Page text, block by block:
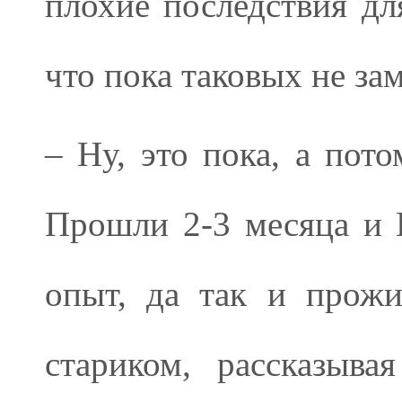
что пока таковых не
– Ну, это пока, а
Прошли 2-3 месяца и
опыт, да так и
стариком,